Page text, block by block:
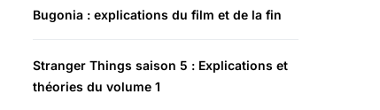
Bugonia : explications du film et de la fin
Stranger Things saison 5 : Explications et
théories du volume 1